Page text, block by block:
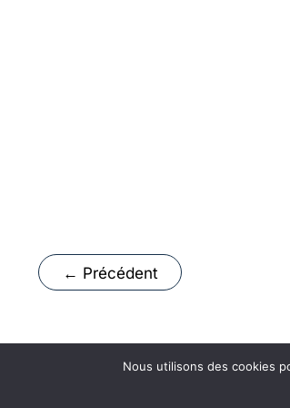
← Précédent
Nous utilisons des cookies